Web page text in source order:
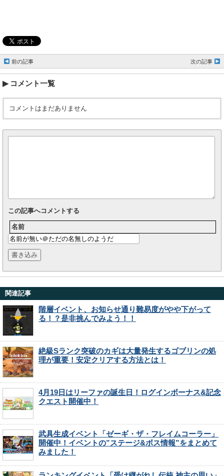
前の記事 次の記事
コメント一覧
コメントはまだありません
この記事へコメントする
名前
関連記事
階層イベント、お知らせ通り難易度がやや下がって
る！？是非挑んでみよう！！
絶級Sランク突破のカギは大量発生するゴブリンの処
理が重要！安定クリアする方法とは！
4月19日はリーファの誕生日！ログインボーナス&記念
クエスト開催中！
武具生成イベント「ゼーギ・ザ・フレイムコーラー」
開催中！イベントの”ステージ&ボス情報”をまとめて
みました！